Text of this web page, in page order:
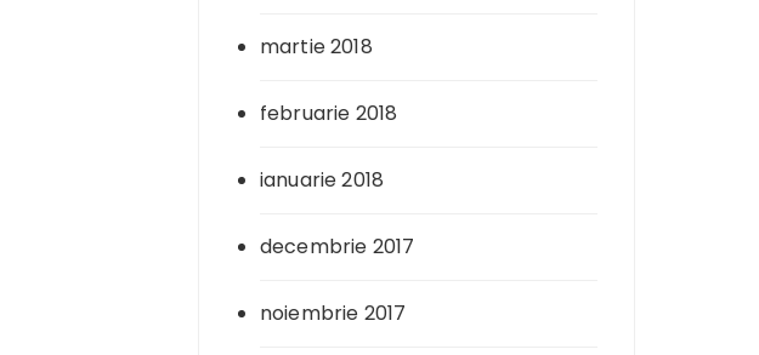
martie 2018
februarie 2018
ianuarie 2018
decembrie 2017
noiembrie 2017